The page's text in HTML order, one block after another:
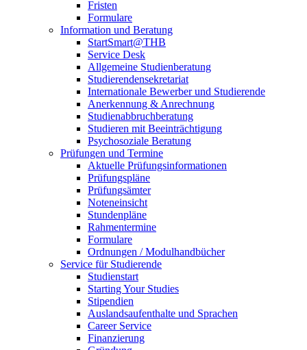
Fristen
Formulare
Information und Beratung
StartSmart@THB
Service Desk
Allgemeine Studienberatung
Studierendensekretariat
Internationale Bewerber und Studierende
Anerkennung & Anrechnung
Studienabbruchberatung
Studieren mit Beeinträchtigung
Psychosoziale Beratung
Prüfungen und Termine
Aktuelle Prüfungsinformationen
Prüfungspläne
Prüfungsämter
Noteneinsicht
Stundenpläne
Rahmentermine
Formulare
Ordnungen / Modulhandbücher
Service für Studierende
Studienstart
Starting Your Studies
Stipendien
Auslandsaufenthalte und Sprachen
Career Service
Finanzierung